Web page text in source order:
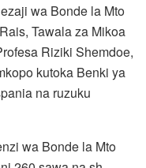
wa Bonde la Mto
Tawala za Mikoa
Riziki Shemdoe,
kutoka Benki ya
na ruzuku
wa Bonde la Mto